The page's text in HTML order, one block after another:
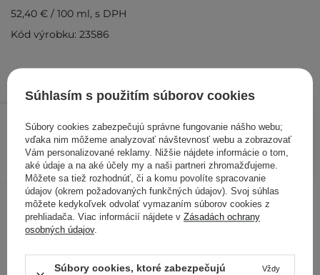
PRIDAŤ DO KOŠÍKA
52,40 € / 100 ml, s DPH
Kód výrobku: 23586
Kontrolovali aj ďalší zákazníci
Súhlasím s použitím súborov cookies
Súbory cookies zabezpečujú správne fungovanie nášho webu;
vďaka nim môžeme analyzovať návštevnosť webu a zobrazovať
Vám personalizované reklamy. Nižšie nájdete informácie o tom,
aké údaje a na aké účely my a naši partneri zhromažďujeme.
Môžete sa tiež rozhodnúť, či a komu povolíte spracovanie
údajov (okrem požadovaných funkčných údajov). Svoj súhlas
môžete kedykoľvek odvolať vymazaním súborov cookies z
prehliadača. Viac informácií nájdete v Zásadách ochrany
osobných údajov.
Súbory cookies, ktoré zabezpečujú
Vždy